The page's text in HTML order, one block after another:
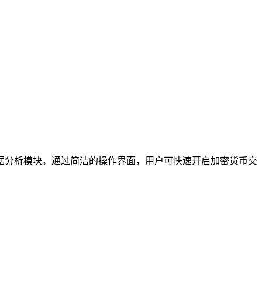
析模块。通过简洁的操作界面，用户可快速开启加密货币交